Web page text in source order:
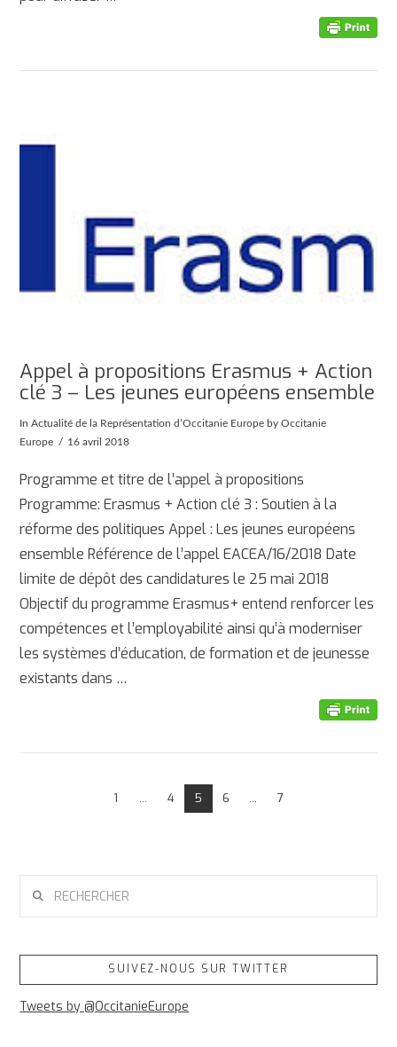
Appel à propositions Erasmus + Action
clé 3 – Les jeunes européens ensemble
InActualité de la Représentation d’Occitanie Europe by Occitanie
Europe
16 avril 2018
Programme et titre de l’appel à propositions
Programme: Erasmus + Action clé 3 : Soutien à la
réforme des politiques Appel : Les jeunes européens
ensemble Référence de l’appel EACEA/16/2018 Date
limite de dépôt des candidatures le 25 mai 2018
Objectif du programme Erasmus+ entend renforcer les
compétences et l’employabilité ainsi qu’à moderniser
les systèmes d’éducation, de formation et de jeunesse
existants dans …
1 ... 4 5 6 ... 7
SUIVEZ-NOUS SUR TWITTER
Tweets by @OccitanieEurope